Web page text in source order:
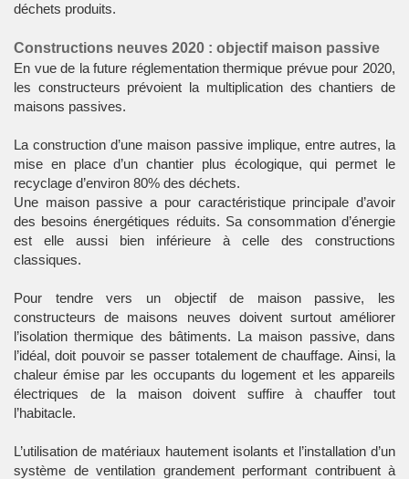
déchets produits.
Constructions neuves 2020 : objectif maison passive
En vue de la future réglementation thermique prévue pour 2020,
les constructeurs prévoient la multiplication des chantiers de
maisons passives.
La construction d’une maison passive implique, entre autres, la
mise en place d’un chantier plus écologique, qui permet le
recyclage d’environ 80% des déchets.
Une maison passive a pour caractéristique principale d’avoir
des besoins énergétiques réduits. Sa consommation d’énergie
est elle aussi bien inférieure à celle des constructions
classiques.
Pour tendre vers un objectif de maison passive, les
constructeurs de maisons neuves doivent surtout améliorer
l’isolation thermique des bâtiments. La maison passive, dans
l’idéal, doit pouvoir se passer totalement de chauffage. Ainsi, la
chaleur émise par les occupants du logement et les appareils
électriques de la maison doivent suffire à chauffer tout
l’habitacle.
L’utilisation de matériaux hautement isolants et l’installation d’un
système de ventilation grandement performant contribuent à